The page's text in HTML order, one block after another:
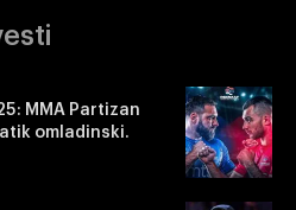
MMA Partizan
omladinski.